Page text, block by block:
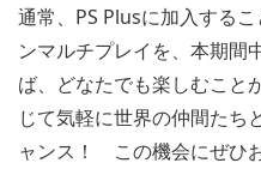
通常、PS Plusに加入する
ンマルチプレイを、本期間
ば、どなたでも楽しむこと
じて気軽に世界の仲間たち
ャンス！ この機会にぜひ